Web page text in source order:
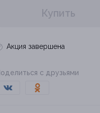
Купить
Акция завершена
с друзьями